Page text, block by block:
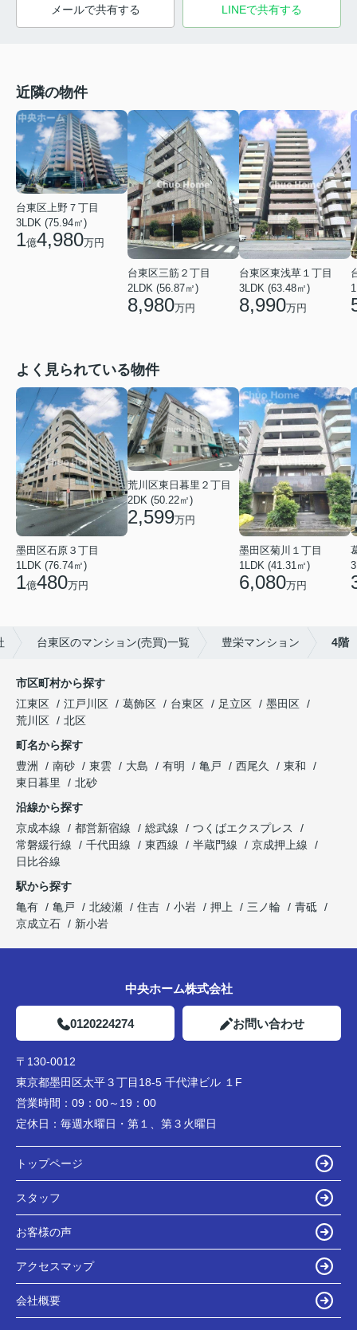
メールで共有する LINEで共有する
近隣の物件
台東区上野７丁目
3LDK (75.94㎡)
1億4,980万円
台東区三筋２丁目
2LDK (56.87㎡)
8,980万円
台東区東浅草１丁目
3LDK (63.48㎡)
8,990万円
よく見られている物件
墨田区石原３丁目
1LDK (76.74㎡)
1億480万円
荒川区東日暮里２丁目
2DK (50.22㎡)
2,599万円
墨田区菊川１丁目
1LDK (41.31㎡)
6,080万円
台東区のマンション(売買)一覧 豊栄マンション 4階
市区町村から探す
江東区
江戸川区 葛飾区 台東区 足立区
墨田区
荒川区
北区
町名から探す
豊洲
南砂 東雲 大島 有明 亀戸 西尾久
東和
東日暮里
北砂
沿線から探す
京成本線
都営新宿線 総武線
つくばエクスプレス
常磐緩行線
千代田線 東西線 半蔵門線
京成押上線
日比谷線
駅から探す
亀有
亀戸 北綾瀬 住吉 小岩 押上 三ノ輪
青砥
京成立石
新小岩
中央ホーム株式会社
0120224274 お問い合わせ
〒130-0012
東京都墨田区太平３丁目18-5 千代津ビル １F
営業時間： 09：00～19：00
定休日： 毎週水曜日・第１、第３火曜日
トップページ
スタッフ
お客様の声
アクセスマップ
会社概要